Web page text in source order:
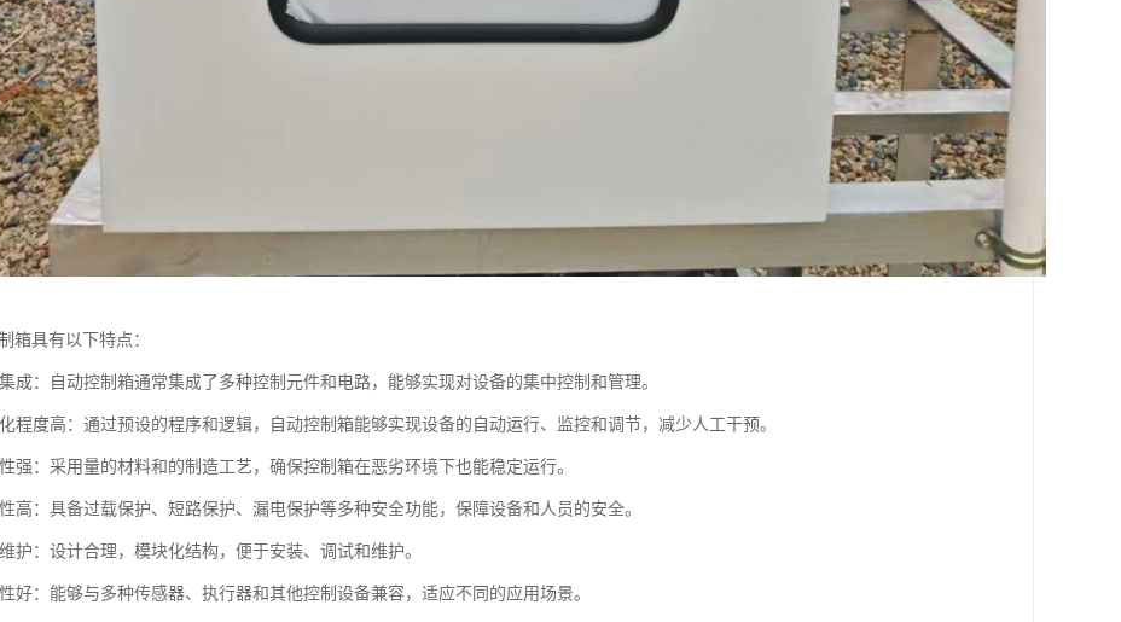
箱具有以下特点：
成：自动控制箱通常集成了多种控制元件和电路，能够实现对设备的集中控制和管理。
程度高：通过预设的程序和逻辑，自动控制箱能够实现设备的自动运行、监控和调节，减少人工干预。
强：采用量的材料和的制造工艺，确保控制箱在恶劣环境下也能稳定运行。
高：具备过载保护、短路保护、漏电保护等多种安全功能，保障设备和人员的安全。
护：设计合理，模块化结构，便于安装、调试和维护。
好：能够与多种传感器、执行器和其他控制设备兼容，适应不同的应用场景。